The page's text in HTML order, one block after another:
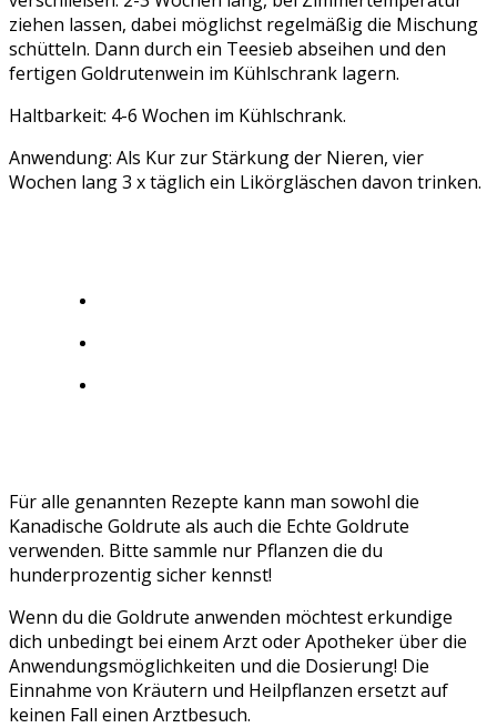
ziehen lassen, dabei möglichst regelmäßig die Mischung
schütteln. Dann durch ein Teesieb abseihen und den
fertigen Goldrutenwein im Kühlschrank lagern.
Haltbarkeit: 4-6 Wochen im Kühlschrank.
Anwendung: Als Kur zur Stärkung der Nieren, vier
Wochen lang 3 x täglich ein Likörgläschen davon trinken.
Für alle genannten Rezepte kann man sowohl die
Kanadische Goldrute als auch die Echte Goldrute
verwenden. Bitte sammle nur Pflanzen die du
hunderprozentig sicher kennst!
Wenn du die Goldrute anwenden möchtest erkundige
dich unbedingt bei einem Arzt oder Apotheker über die
Anwendungsmöglichkeiten und die Dosierung! Die
Einnahme von Kräutern und Heilpflanzen ersetzt auf
keinen Fall einen Arztbesuch.